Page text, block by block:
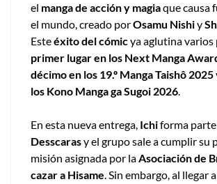
el manga de acción y magiaque causa
el mundo, creado porOsamu Nishiy
Esteéxito del cómicya aglutina varios
primer lugar en los Next Manga
décimo en los 19.º Manga Taishô 2025
los Kono Manga ga Sugoi 2026.
En esta nueva entrega, Ichiforma
Desscarasy el grupo sale a cumplir su
misión asignada por laAsociación de
cazar a Hisame. Sin embargo, al llegar